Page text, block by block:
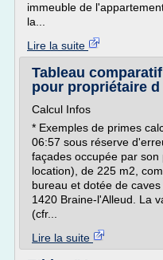
immeuble de
la...
Lire la suite
Tableau
pour propriétaire d
Calcul Infos
* Exemples de primes
06:57 sous réserve
façades occupée par
location), de 225 m2,
bureau et dotée de
1420 Braine-l'Alleud. La
(cfr...
Lire la suite